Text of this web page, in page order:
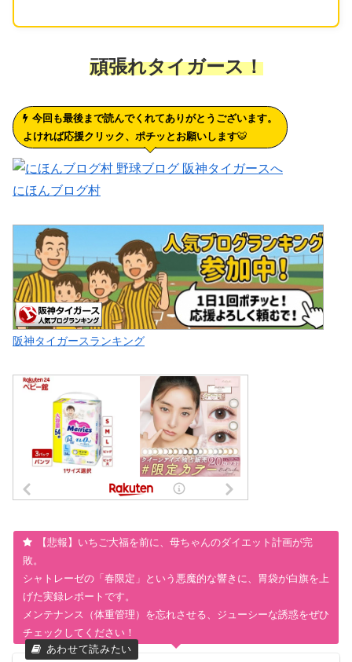
頑張れタイガース！
今回も最後まで読んでくれてありがとうございます。
よければ応援クリック、ポチッとお願いします🐯
にほんブログ村
阪神タイガースランキング
【悲報】いちご大福を前に、母ちゃんのダイエット計画が完
敗。
シャトレーゼの「春限定」という悪魔的な響きに、胃袋が白旗を上
げた実録レポートです。
メンテナンス（体重管理）を忘れさせる、ジューシーな誘惑をぜひ
チェックしてください！